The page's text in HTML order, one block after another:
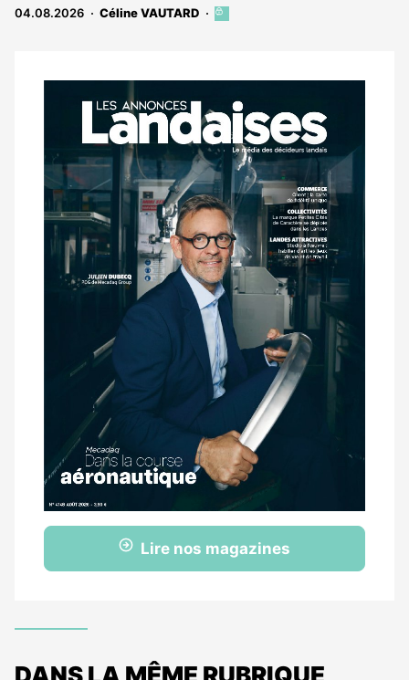
abonnés
04.08.2026 Céline VAUTARD
Cet
aux
abonnés
Notre
dernier
magazine
Lire nos magazines